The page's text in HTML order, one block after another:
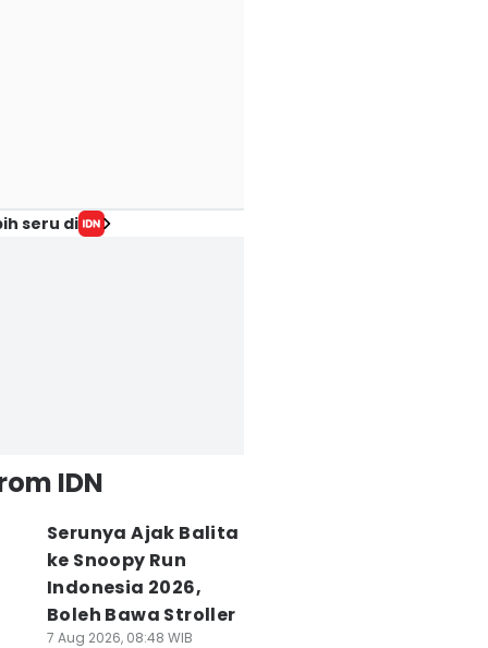
seru di
IDN
Serunya Ajak Balita
ke Snoopy Run
Indonesia 2026,
Boleh Bawa Stroller
7 Aug 2026, 08:48 WIB